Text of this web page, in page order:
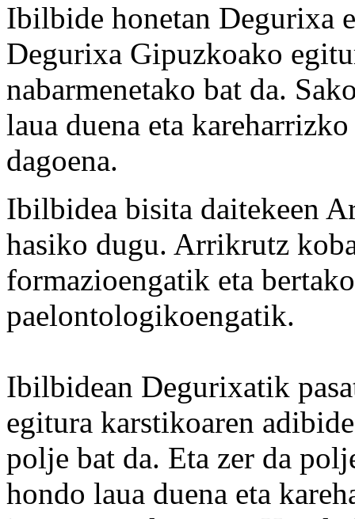
Ibilbide honetan Degurixa
Degurixa Gipuzkoako
nabarmenetako bat da.
laua duena eta
dagoena.
Ibilbidea bisita daitekeen
hasiko dugu. Arrikrutz
formazioengatik eta
paelontologikoengatik.
Ibilbidean Degurixatik
egitura karstikoaren
polje bat da. Eta zer da
hondo laua duena eta